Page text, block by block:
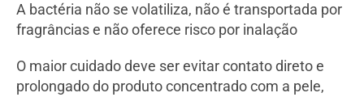
A bactéria não se volatiliza, não é transportada por
fragrâncias e não oferece risco por inalação
O maior cuidado deve ser evitar contato direto e
prolongado do produto concentrado com a pele,